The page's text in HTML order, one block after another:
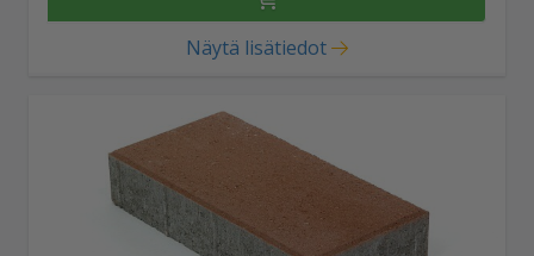
Näytä lisätiedot